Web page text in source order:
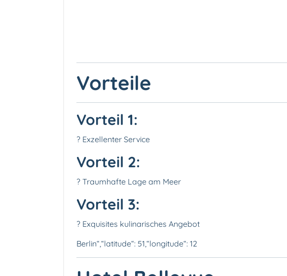
Vorteile
Vorteil 1:
? Exzellenter Service
Vorteil 2:
? Traumhafte Lage am Meer
Vorteil 3:
?️ Exquisites kulinarisches Angebot
Berlin“,“latitude“: 51,“longitude“: 12